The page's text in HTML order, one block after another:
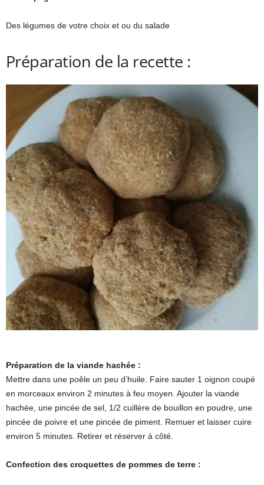
Des légumes de votre choix et ou du salade
Préparation de la recette :
Préparation de la viande hachée :
Mettre dans une poêle un peu d’huile. Faire sauter 1 oignon coupé
en morceaux environ 2 minutes à feu moyen. Ajouter la viande
hachée, une pincée de sel, 1/2 cuillère de bouillon en poudre, une
pincée de poivre et une pincée de piment. Remuer et laisser cuire
environ 5 minutes. Retirer et réserver à côté.
Confection des croquettes de pommes de terre :